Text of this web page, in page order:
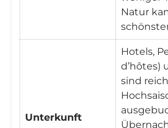
Natur
Unterkunft
Hotels,
d’hôtes)
sind